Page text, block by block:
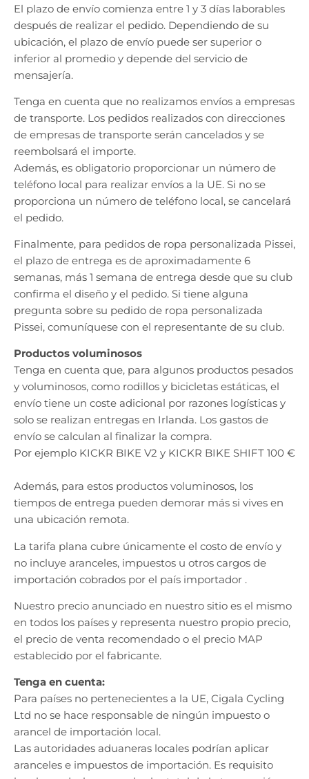
e
l
l
El plazo de envío comienza entre 1 y 3 días laborables
después de realizar el pedido. Dependiendo de su
ubicación, el plazo de envío puede ser superior o
inferior al promedio y depende del servicio de
mensajería.
Tenga en cuenta que no realizamos envíos a empresas
de transporte. Los pedidos realizados con direcciones
de empresas de transporte serán cancelados y se
reembolsará el importe.
Además, es obligatorio proporcionar un número de
teléfono local para realizar envíos a la UE. Si no se
proporciona un número de teléfono local, se cancelará
el pedido.
Finalmente, para pedidos de ropa personalizada Pissei,
el plazo de entrega es de aproximadamente 6
semanas, más 1 semana de entrega desde que su club
confirma el diseño y el pedido. Si tiene alguna
pregunta sobre su pedido de ropa personalizada
Pissei, comuníquese con el representante de su club.
Productos voluminosos
Tenga en cuenta que, para algunos productos pesados
​​y voluminosos, como rodillos y bicicletas estáticas, el
envío tiene un coste adicional por razones logísticas y
solo se realizan entregas en Irlanda. Los gastos de
envío se calculan al finalizar la compra.
Por ejemplo KICKR BIKE V2 y KICKR BIKE SHIFT 100 €
Además, para estos productos voluminosos, los
tiempos de entrega pueden demorar más si vives en
una ubicación remota.
La tarifa plana cubre únicamente el costo de envío y
no incluye aranceles, impuestos u otros cargos de
importación cobrados por el país importador .
Nuestro precio anunciado en nuestro sitio es el mismo
en todos los países y representa nuestro propio precio,
el precio de venta recomendado o el precio MAP
establecido por el fabricante.
Tenga en cuenta:
Para países no pertenecientes a la UE, Cigala Cycling
Ltd no se hace responsable de ningún impuesto o
arancel de importación local.
Las autoridades aduaneras locales podrían aplicar
aranceles e impuestos de importación. Es requisito